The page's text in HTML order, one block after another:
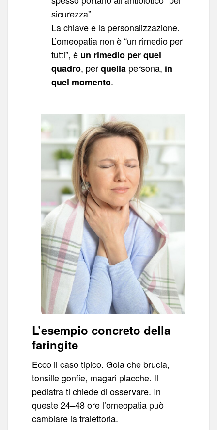
sicurezza”
La chiave è la personalizzazione.
L’omeopatia non è “un rimedio per
tutti”, è un rimedio per quel
quadro, perquella persona, in
quel momento.
L’esempio concreto della
faringite
Ecco il caso tipico. Gola che brucia,
tonsille gonfie, magari placche. Il
pediatra ti chiede di osservare. In
queste 24–48 ore l’omeopatia può
cambiare la traiettoria.